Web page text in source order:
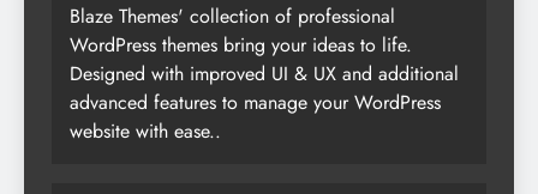
Blaze Themes' collection of professional
WordPress themes bring your ideas to life.
Designed with improved UI & UX and additional
advanced features to manage your WordPress
website with ease..